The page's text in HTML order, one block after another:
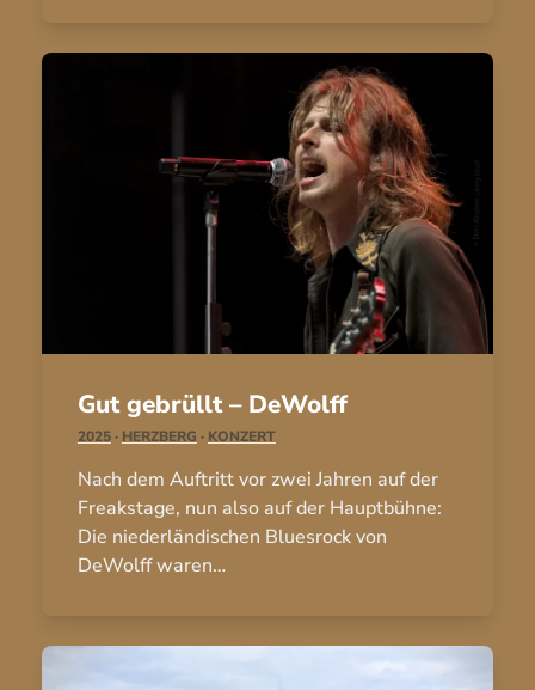
Gut gebrüllt – DeWolff
2025· HERZBERG · KONZERT
Nach dem Auftritt vor zwei Jahren auf der
Freakstage, nun also auf der Hauptbühne:
Die niederländischen Bluesrock von
DeWolff waren…